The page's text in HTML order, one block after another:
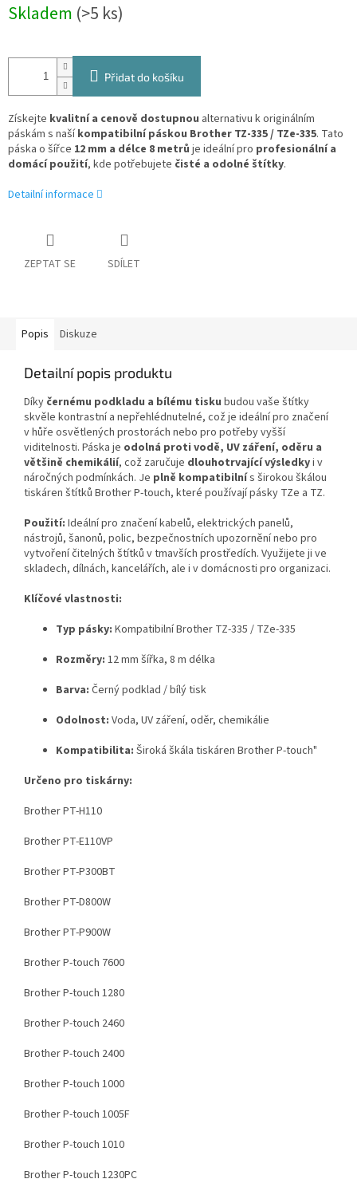
cena:
Skladem (>5 ks)
Přidat do košíku
Získejte kvalitní a cenově dostupnou alternativu k originálním
páskám s našíkompatibilní páskou Brother TZ-335 / TZe-335. Tato
páska o šířce 12 mm a délce 8 metrů je ideální pro profesionální a
domácí použití, kde potřebujete čisté a odolné štítky.
Detailní informace
ZEPTAT SE SDÍLET
Popis Diskuze
Detailní popis produktu
Díky černému podkladu a bílému tisku budou vaše štítky
skvěle kontrastní a nepřehlédnutelné, což je ideální pro značení
v hůře osvětlených prostorách nebo pro potřeby vyšší
viditelnosti. Páska je odolná proti vodě, UV záření, oděru a
většině chemikálií, což zaručuje dlouhotrvající výsledkyi v
náročných podmínkách. Je plně kompatibilnís širokou škálou
tiskáren štítků Brother P-touch, které používají pásky TZe a TZ.
Použití: Ideální pro značení kabelů, elektrických panelů,
nástrojů, šanonů, polic, bezpečnostních upozornění nebo pro
vytvoření čitelných štítků v tmavších prostředích. Využijete ji ve
skladech, dílnách, kancelářích, ale i v domácnosti pro organizaci.
Klíčové vlastnosti:
Typ pásky: Kompatibilní Brother TZ-335 / TZe-335
Rozměry: 12 mm šířka, 8 m délka
Barva: Černý podklad / bílý tisk
Odolnost: Voda, UV záření, oděr, chemikálie
Kompatibilita: Široká škála tiskáren Brother P-touch"
Určeno pro tiskárny:
Brother PT-H110
Brother PT-E110VP
Brother PT-P300BT
Brother PT-D800W
Brother PT-P900W
Brother P-touch 7600
Brother P-touch 1280
Brother P-touch 2460
Brother P-touch 2400
Brother P-touch 1000
Brother P-touch 1005F
Brother P-touch 1010
Brother P-touch 1230PC